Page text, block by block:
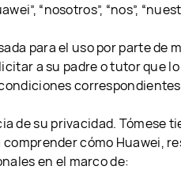
“nosotros”, “nos”,
para el uso por parte de
a su padre o tutor que
de su privacidad. Tómese
cómo Huawei,
en el marco de: